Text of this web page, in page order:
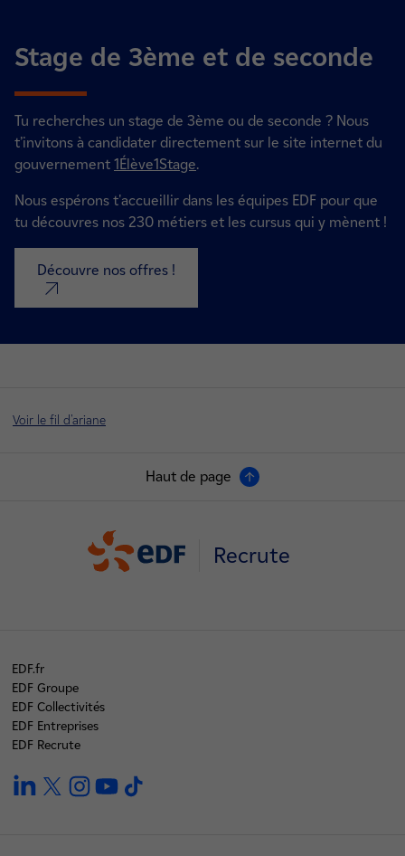
Stage de 3ème et de seconde
Tu recherches un stage de 3ème ou de seconde ? Nous
t’invitons à candidater directement sur le site internet du
gouvernement 1Élève1Stage.
Nous espérons t'accueillir dans les équipes EDF pour que
tu découvres nos 230 métiers et les cursus qui y mènent !
Découvre nos offres !
nouvel onglet
Voir le fil d'ariane
Haut de page
Recrute
EDF.fr
EDF Groupe
EDF Collectivités
EDF Entreprises
EDF Recrute
linkedintwitterinstagramyoutube